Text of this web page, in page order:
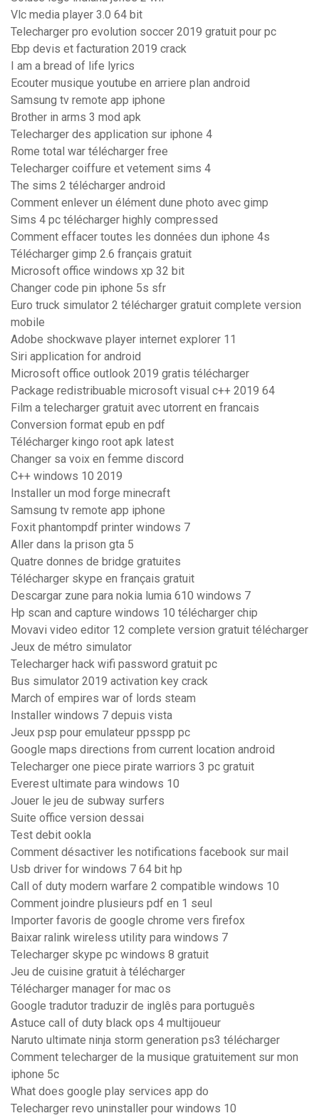
Vlc media player 3.0 64 bit
Telecharger pro evolution soccer 2019 gratuit pour pc
Ebp devis et facturation 2019 crack
I am a bread of life lyrics
Ecouter musique youtube en arriere plan android
Samsung tv remote app iphone
Brother in arms 3 mod apk
Telecharger des application sur iphone 4
Rome total war télécharger free
Telecharger coiffure et vetement sims 4
The sims 2 télécharger android
Comment enlever un élément dune photo avec gimp
Sims 4 pc télécharger highly compressed
Comment effacer toutes les données dun iphone 4s
Télécharger gimp 2.6 français gratuit
Microsoft office windows xp 32 bit
Changer code pin iphone 5s sfr
Euro truck simulator 2 télécharger gratuit complete version
mobile
Adobe shockwave player internet explorer 11
Siri application for android
Microsoft office outlook 2019 gratis télécharger
Package redistribuable microsoft visual c++ 2019 64
Film a telecharger gratuit avec utorrent en francais
Conversion format epub en pdf
Télécharger kingo root apk latest
Changer sa voix en femme discord
C++ windows 10 2019
Installer un mod forge minecraft
Samsung tv remote app iphone
Foxit phantompdf printer windows 7
Aller dans la prison gta 5
Quatre donnes de bridge gratuites
Télécharger skype en français gratuit
Descargar zune para nokia lumia 610 windows 7
Hp scan and capture windows 10 télécharger chip
Movavi video editor 12 complete version gratuit télécharger
Jeux de métro simulator
Telecharger hack wifi password gratuit pc
Bus simulator 2019 activation key crack
March of empires war of lords steam
Installer windows 7 depuis vista
Jeux psp pour emulateur ppsspp pc
Google maps directions from current location android
Telecharger one piece pirate warriors 3 pc gratuit
Everest ultimate para windows 10
Jouer le jeu de subway surfers
Suite office version dessai
Test debit ookla
Comment désactiver les notifications facebook sur mail
Usb driver for windows 7 64 bit hp
Call of duty modern warfare 2 compatible windows 10
Comment joindre plusieurs pdf en 1 seul
Importer favoris de google chrome vers firefox
Baixar ralink wireless utility para windows 7
Telecharger skype pc windows 8 gratuit
Jeu de cuisine gratuit à télécharger
Télécharger manager for mac os
Google tradutor traduzir de inglês para português
Astuce call of duty black ops 4 multijoueur
Naruto ultimate ninja storm generation ps3 télécharger
Comment telecharger de la musique gratuitement sur mon
iphone 5c
What does google play services app do
Telecharger revo uninstaller pour windows 10